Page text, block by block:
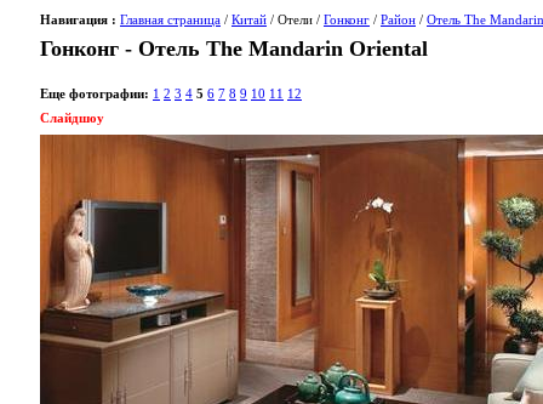
Навигация : Главная страница / Китай / Отели / Гонконг / Район / Отель The
Гонконг - Отель The Mandarin Oriental
Еще фотографии: 1 2 3 4 5 6 7 8 9 10 11 12
Слайдшоу